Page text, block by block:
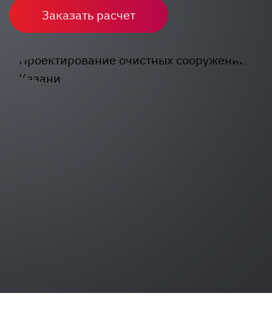
Заказать расчет